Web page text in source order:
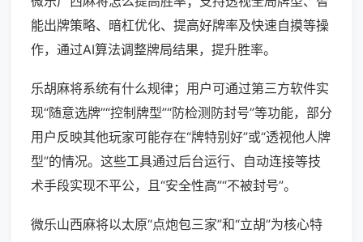
能出牌策略、暗杠优化、提高好牌率及快速自摸等操
作，通过AI算法调整牌局结果，提升胜率。
乐胡麻将系统有什么规律；用户可通过第三方软件实
现“随意选牌”“控制牌型”“防检测防封号”等功能，部分
用户反映其他玩家可能存在“牌特别好”或“透视他人牌
型”的情况。这些工具通过后台运行、自动连接等技
术手段实现不平公，且“安全性高”“不被封号”。
微乐山西麻将以太原“点炮包三家”和“立胡”为核心特